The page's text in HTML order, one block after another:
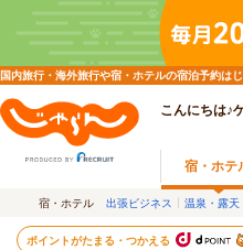
国内旅行・海外旅行や宿・ホテルの宿泊予約
こんにちは♪
宿・ホテ
宿・ホテル 出張ビジネス 温泉・露天
ポイントがたまる・つかえる